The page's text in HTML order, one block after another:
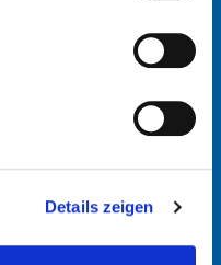
Details zeigen
Schmidt-Clemens Spain,
Schmidt + Clemens (Asia)
Bhd.